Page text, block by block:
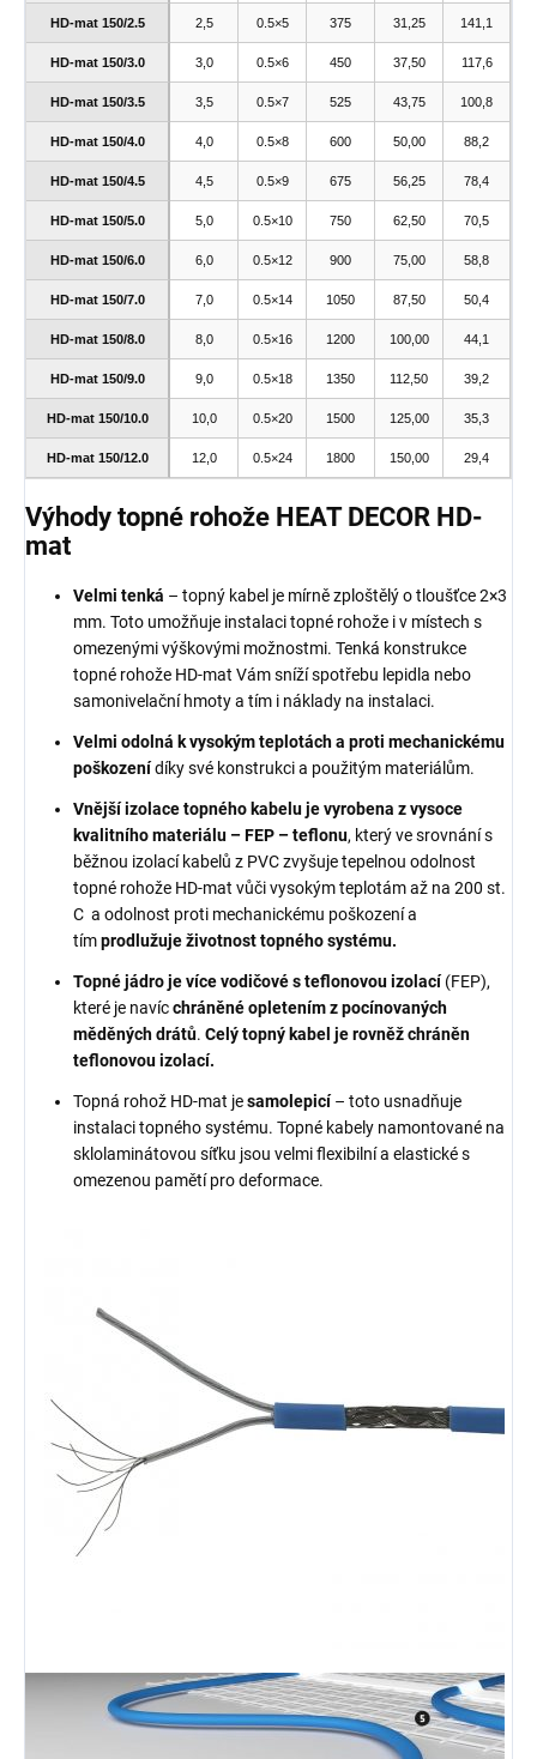
HD-mat 150/2.5 2,5 0.5×5 375 31,25 141,1
HD-mat 150/3.0 3,0 0.5×6 450 37,50 117,6
HD-mat 150/3.5 3,5 0.5×7 525 43,75 100,8
HD-mat 150/4.0 4,0 0.5×8 600 50,00 88,2
HD-mat 150/4.5 4,5 0.5×9 675 56,25 78,4
HD-mat 150/5.0 5,0 0.5×10 750 62,50 70,5
HD-mat 150/6.0 6,0 0.5×12 900 75,00 58,8
HD-mat 150/7.0 7,0 0.5×14 1050 87,50 50,4
HD-mat 150/8.0 8,0 0.5×16 1200 100,00 44,1
HD-mat 150/9.0 9,0 0.5×18 1350 112,50 39,2
HD-mat 150/10.0 10,0 0.5×20 1500 125,00 35,3
HD-mat 150/12.0 12,0 0.5×24 1800 150,00 29,4
Výhody topné rohože HEAT DECOR HD-
mat
Velmi tenká – topný kabel je mírně zploštělý o tloušťce 2×3
mm. Toto umožňuje instalaci topné rohože i v místech s
omezenými výškovými možnostmi. Tenká konstrukce
topné rohože HD-mat Vám sníží spotřebu lepidla nebo
samonivelační hmoty a tím i náklady na instalaci.
Velmi odolná k vysokým teplotách a proti mechanickému
poškozenídíky své konstrukci a použitým materiálům.
Vnější izolace topného kabelu je vyrobena z vysoce
kvalitního materiálu – FEP – teflonu, který ve srovnání s
běžnou izolací kabelů z PVC zvyšuje tepelnou odolnost
topné rohože HD-mat vůči vysokým teplotám až na 200 st.
C a odolnost proti mechanickému poškození a
tímprodlužuje životnost topného systému.
Topné jádro je více vodičové s teflonovou izolací (FEP),
které je navícchráněné opletením z pocínovaných
měděných drátů. Celý topný kabel je rovněž chráněn
teflonovou izolací.
Topná rohož HD-mat jesamolepicí – toto usnadňuje
instalaci topného systému. Topné kabely namontované na
sklolaminátovou síťku jsou velmi flexibilní a elastické s
omezenou pamětí pro deformace.